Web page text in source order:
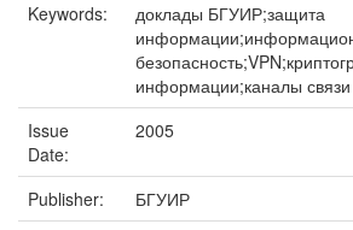
Keywords:
доклады БГУИР;защита
информации;каналы связи
Issue
Date:
2005
Publisher:
БГУИР